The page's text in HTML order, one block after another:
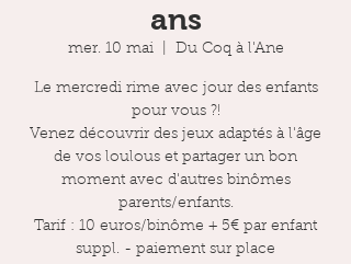
ans
mer. 10 mai
  |
Du Coq à l'Ane
Le mercredi rime avec jour des enfants
pour vous ?!
Venez découvrir des jeux adaptés à l'âge
de vos loulous et partager un bon
moment avec d'autres binômes
parents/enfants.
Tarif : 10 euros/binôme + 5€ par enfant
suppl. - paiement sur place